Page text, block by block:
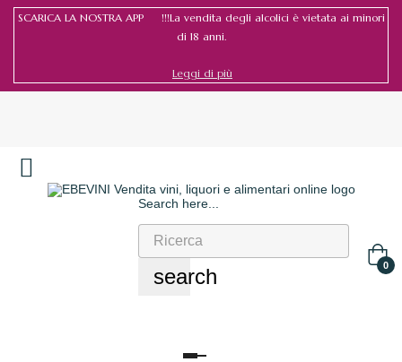
SCARICA LA NOSTRA APP !!!La vendita degli alcolici è vietata ai minori
di 18 anni.
Leggi di più
Search here...
search 0